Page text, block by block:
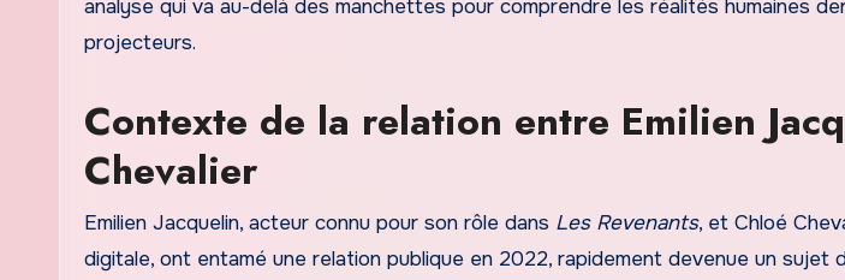
analyse qui va au-delà des manchettes pour comprendre les réalités humaines
projecteurs.
Contexte de la relation entre Emilien
Chevalier
Emilien Jacquelin, acteur connu pour son rôle dans Les Revenants, et Chloé
digitale, ont entamé une relation publique en 2022, rapidement devenue un sujet